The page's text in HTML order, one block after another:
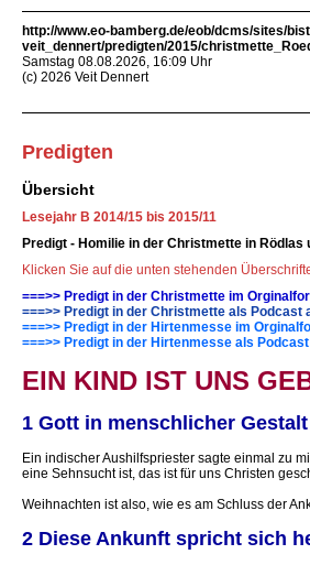
http://www.eo-bamberg.de/eob/dcms/sites/
veit_dennert/predigten/2015/
Samstag 08.08.2026, 16:09 Uhr
(c) 2026 Veit Dennert
Predigten
Übersicht
Lesejahr B 2014/15 bis 2015/11
Predigt - Homilie in der Christmette in
Klicken Sie auf die unten stehenden
===>> Predigt in der Christmette im
===>> Predigt in der Christmette als Podcast
===>> Predigt in der Hirtenmesse im
===>> Predigt in der Hirtenmesse als
EIN KIND IST UNS
1 Gott in menschlicher Gestalt
Ein indischer Aushilfspriester sagte einmal zu
eine Sehnsucht ist, das ist für uns Christen
Weihnachten ist also, wie es am Schluss der
2 Diese Ankunft spricht sich